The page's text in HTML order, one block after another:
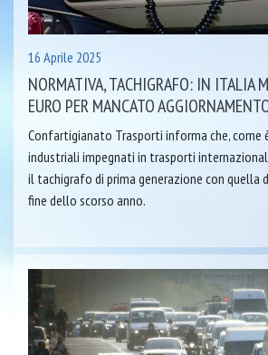
16 Aprile 2025
NORMATIVA, TACHIGRAFO: IN ITALIA
EURO PER MANCATO
Confartigianato Trasporti informa che, come
industriali impegnati in trasporti
il tachigrafo di prima generazione con quella
fine dello scorso anno.